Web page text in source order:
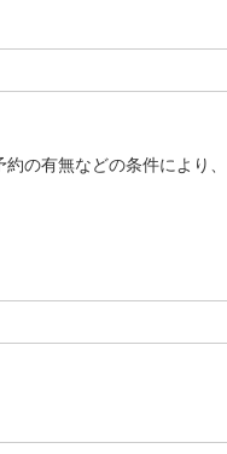
の有無などの条件により